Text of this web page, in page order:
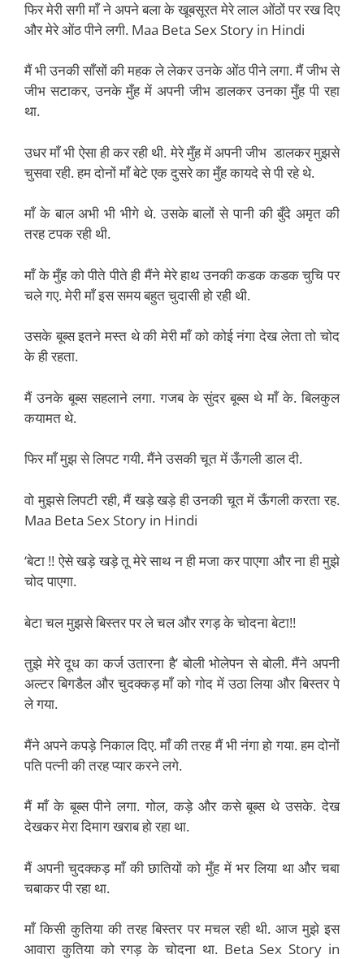
फिर मेरी सगी माँ ने अपने बला के खूबसूरत मेरे लाल ओंठों पर रख दिए
और मेरे ओंठ पीने लगी. Maa Beta Sex Story in Hindi
मैं भी उनकी साँसों की महक ले लेकर उनके ओंठ पीने लगा. मैं जीभ से
जीभ सटाकर, उनके मुँह में अपनी जीभ डालकर उनका मुँह पी रहा
था.
उधर माँ भी ऐसा ही कर रही थी. मेरे मुँह में अपनी जीभ डालकर मुझसे
चुसवा रही. हम दोनों माँ बेटे एक दुसरे का मुँह कायदे से पी रहे थे.
माँ के बाल अभी भी भीगे थे. उसके बालों से पानी की बुँदे अमृत की
तरह टपक रही थी.
माँ के मुँह को पीते पीते ही मैंने मेरे हाथ उनकी कडक कडक चुचि पर
चले गए. मेरी माँ इस समय बहुत चुदासी हो रही थी.
उसके बूब्स इतने मस्त थे की मेरी माँ को कोई नंगा देख लेता तो चोद
के ही रहता.
मैं उनके बूब्स सहलाने लगा. गजब के सुंदर बूब्स थे माँ के. बिलकुल
कयामत थे.
फिर माँ मुझ से लिपट गयी. मैंने उसकी चूत में ऊँगली डाल दी.
वो मुझसे लिपटी रही, मैं खड़े खड़े ही उनकी चूत में ऊँगली करता रह.
Maa Beta Sex Story in Hindi
‘बेटा !! ऐसे खड़े खड़े तू मेरे साथ न ही मजा कर पाएगा और ना ही मुझे
चोद पाएगा.
बेटा चल मुझसे बिस्तर पर ले चल और रगड़ के चोदना बेटा!!
तुझे मेरे दूध का कर्ज उतारना है’ बोली भोलेपन से बोली. मैंने अपनी
अल्टर बिगडैल और चुदक्कड़ माँ को गोद में उठा लिया और बिस्तर पे
ले गया.
मैंने अपने कपड़े निकाल दिए. माँ की तरह मैं भी नंगा हो गया. हम दोनों
पति पत्नी की तरह प्यार करने लगे.
मैं माँ के बूब्स पीने लगा. गोल, कड़े और कसे बूब्स थे उसके. देख
देखकर मेरा दिमाग खराब हो रहा था.
मैं अपनी चुदक्कड़ माँ की छातियों को मुँह में भर लिया था और चबा
चबाकर पी रहा था.
माँ किसी कुतिया की तरह बिस्तर पर मचल रही थी. आज मुझे इस
आवारा कुतिया को रगड़ के चोदना था. Beta Sex Story in